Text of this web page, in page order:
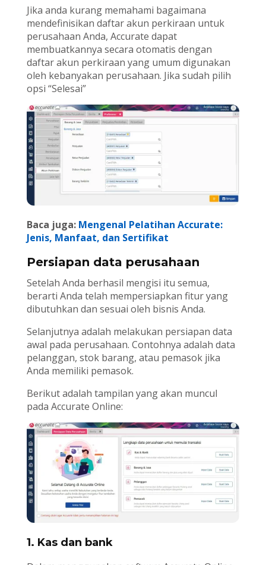
Jika anda kurang memahami bagaimana
mendefinisikan daftar akun perkiraan untuk
perusahaan Anda, Accurate dapat
membuatkannya secara otomatis dengan
daftar akun perkiraan yang umum digunakan
oleh kebanyakan perusahaan. Jika sudah pilih
opsi “Selesai”
Baca juga: Mengenal Pelatihan Accurate:
Jenis, Manfaat, dan Sertifikat
Persiapan data perusahaan
Setelah Anda berhasil mengisi itu semua,
berarti Anda telah mempersiapkan fitur yang
dibutuhkan dan sesuai oleh bisnis Anda.
Selanjutnya adalah melakukan persiapan data
awal pada perusahaan. Contohnya adalah data
pelanggan, stok barang, atau pemasok jika
Anda memiliki pemasok.
Berikut adalah tampilan yang akan muncul
pada Accurate Online:
1. Kas dan bank